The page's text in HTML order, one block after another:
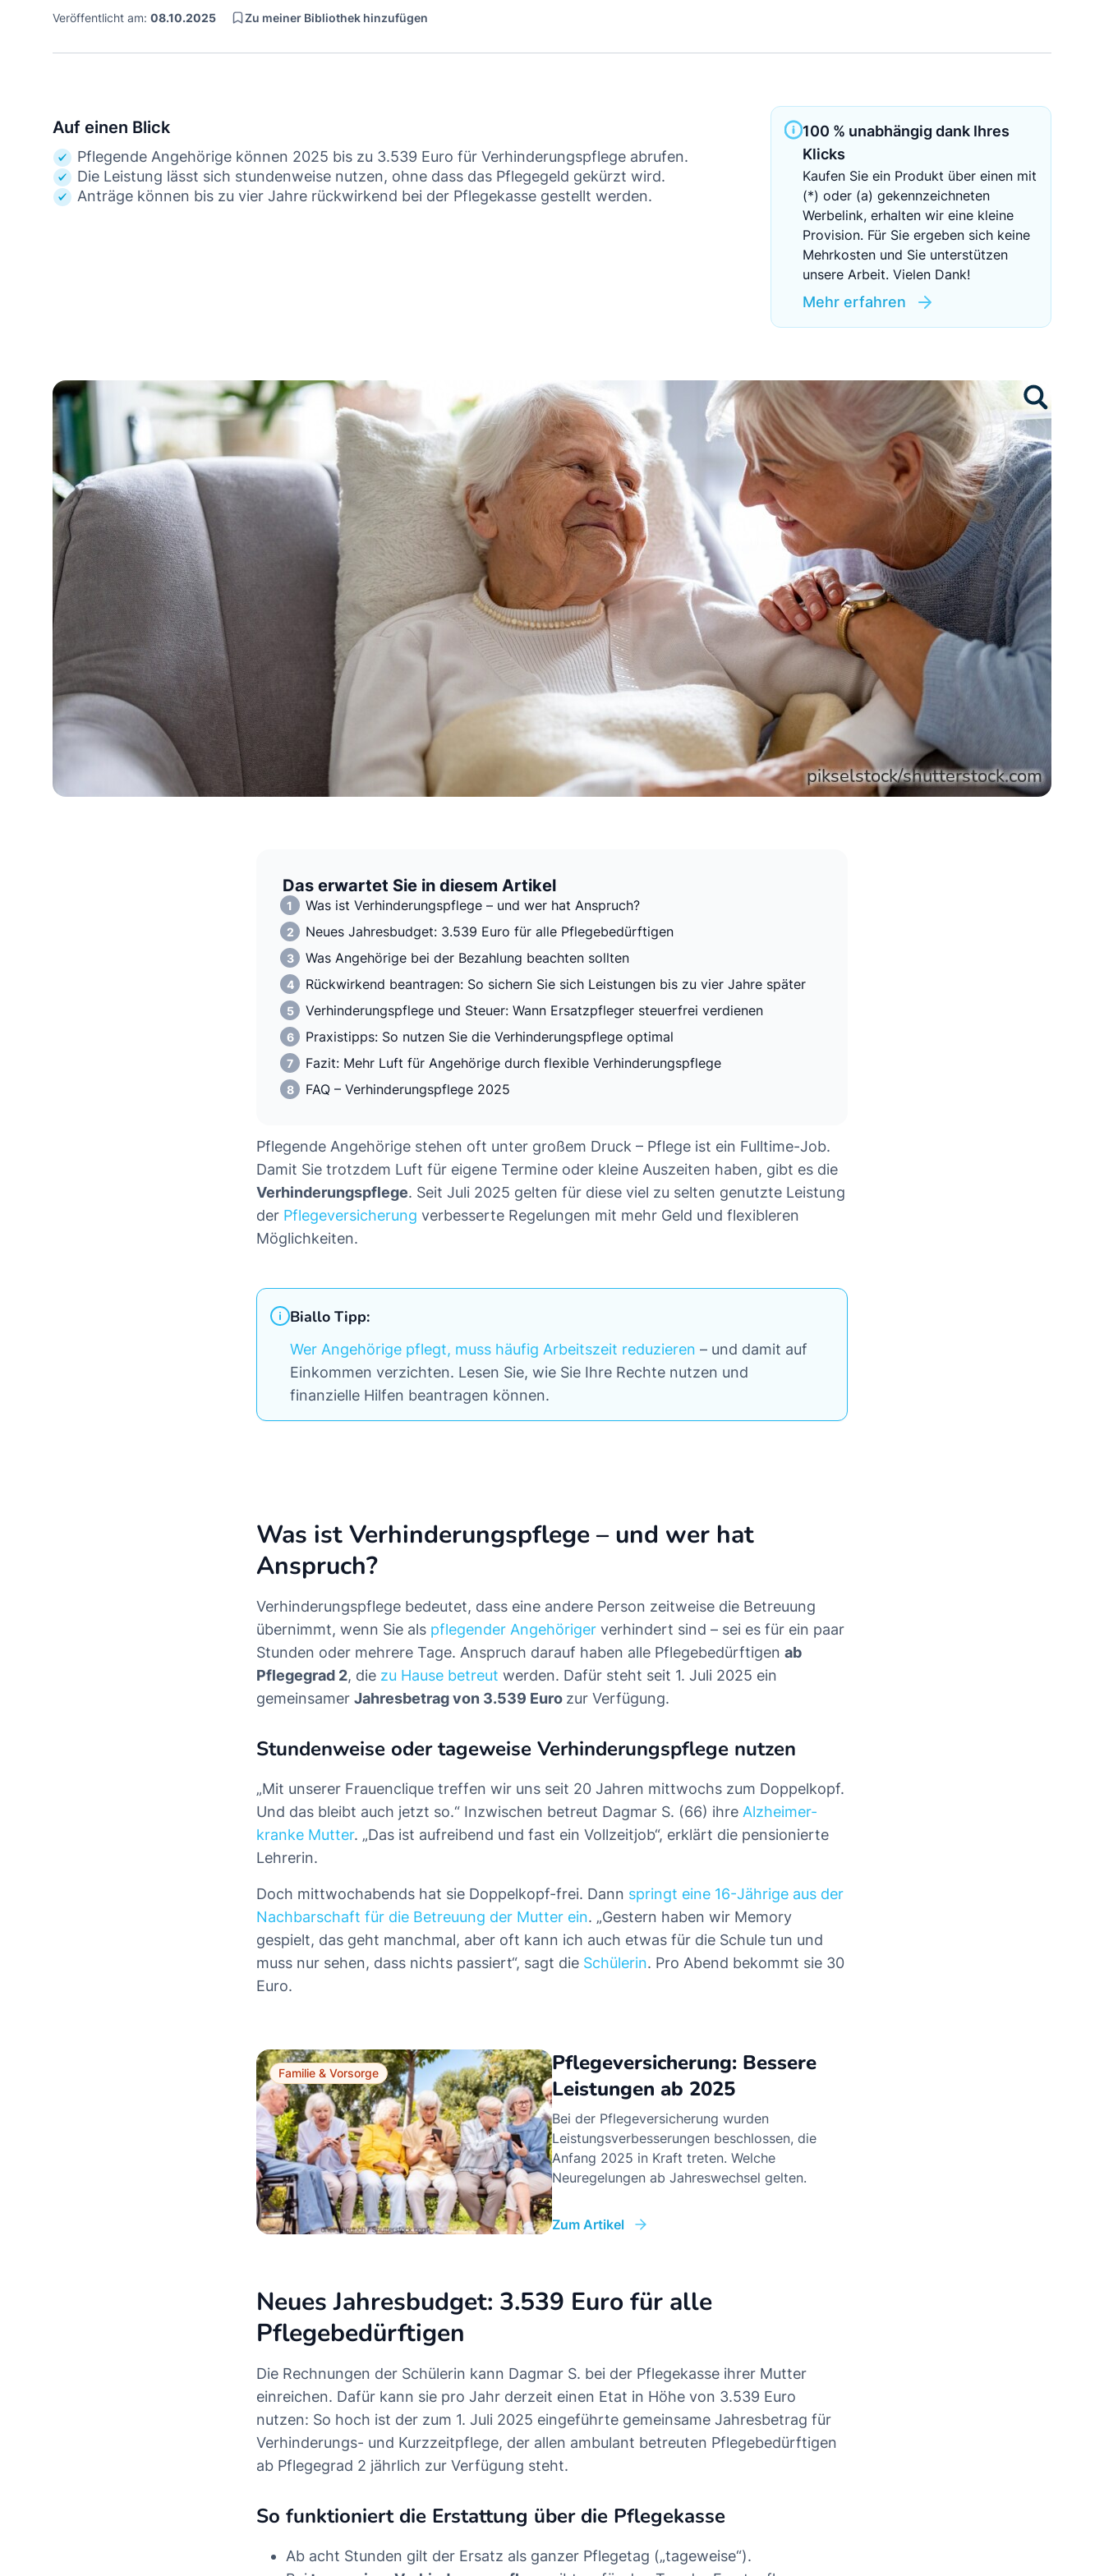
EZB-Leitzins
Veröffentlicht am: 08.10.2025 Zu meiner Bibliothek hinzufügen
Auf einen Blick
Pflegende Angehörige können 2025 bis zu 3.539 Euro für Verhinderungspflege abrufen.
Die Leistung lässt sich stundenweise nutzen, ohne dass das Pflegegeld gekürzt wird.
Anträge können bis zu vier Jahre rückwirkend bei der Pflegekasse gestellt werden.
100 % unabhängig dank Ihres
Klicks
Kaufen Sie ein Produkt über einen mit
(*) oder (a) gekennzeichneten
Werbelink, erhalten wir eine kleine
Provision. Für Sie ergeben sich keine
Mehrkosten und Sie unterstützen
unsere Arbeit. Vielen Dank!
Mehr erfahren
Das erwartet Sie in diesem Artikel
Was ist Verhinderungspflege – und wer hat Anspruch?
Neues Jahresbudget: 3.539 Euro für alle Pflegebedürftigen
Was Angehörige bei der Bezahlung beachten sollten
Rückwirkend beantragen: So sichern Sie sich Leistungen bis zu vier Jahre später
Verhinderungspflege und Steuer: Wann Ersatzpfleger steuerfrei verdienen
Praxistipps: So nutzen Sie die Verhinderungspflege optimal
Fazit: Mehr Luft für Angehörige durch flexible Verhinderungspflege
FAQ – Verhinderungspflege 2025
Pflegende Angehörige stehen oft unter großem Druck – Pflege ist ein Fulltime-Job.
Damit Sie trotzdem Luft für eigene Termine oder kleine Auszeiten haben, gibt es die
Verhinderungspflege. Seit Juli 2025 gelten für diese viel zu selten genutzte Leistung
der Pflegeversicherung verbesserte Regelungen mit mehr Geld und flexibleren
Möglichkeiten.
Biallo Tipp:
Wer Angehörige pflegt, muss häufig Arbeitszeit reduzieren – und damit auf
Einkommen verzichten. Lesen Sie, wie Sie Ihre Rechte nutzen und
finanzielle Hilfen beantragen können.
Was ist Verhinderungspflege – und wer hat
Anspruch?
Verhinderungspflege bedeutet, dass eine andere Person zeitweise die Betreuung
übernimmt, wenn Sie als pflegender Angehöriger verhindert sind – sei es für ein paar
Stunden oder mehrere Tage. Anspruch darauf haben alle Pflegebedürftigen ab
Pflegegrad 2, die zu Hause betreut werden. Dafür steht seit 1. Juli 2025 ein
gemeinsamer Jahresbetrag von 3.539 Euro zur Verfügung.
Stundenweise oder tageweise Verhinderungspflege nutzen
„Mit unserer Frauenclique treffen wir uns seit 20 Jahren mittwochs zum Doppelkopf.
Und das bleibt auch jetzt so.“ Inzwischen betreut Dagmar S. (66) ihre Alzheimer-
kranke Mutter. „Das ist aufreibend und fast ein Vollzeitjob“, erklärt die pensionierte
Lehrerin.
Doch mittwochabends hat sie Doppelkopf-frei. Dann springt eine 16-Jährige aus der
Nachbarschaft für die Betreuung der Mutter ein. „Gestern haben wir Memory
gespielt, das geht manchmal, aber oft kann ich auch etwas für die Schule tun und
muss nur sehen, dass nichts passiert“, sagt die Schülerin. Pro Abend bekommt sie 30
Euro.
Familie & Vorsorge
Pflegeversicherung: Bessere
Leistungen ab 2025
Bei der Pflegeversicherung wurden
Leistungsverbesserungen beschlossen, die
Anfang 2025 in Kraft treten. Welche
Neuregelungen ab Jahreswechsel gelten.
Zum Artikel
Neues Jahresbudget: 3.539 Euro für alle
Pflegebedürftigen
Die Rechnungen der Schülerin kann Dagmar S. bei der Pflegekasse ihrer Mutter
einreichen. Dafür kann sie pro Jahr derzeit einen Etat in Höhe von 3.539 Euro
nutzen: So hoch ist der zum 1. Juli 2025 eingeführte gemeinsame Jahresbetrag für
Verhinderungs- und Kurzzeitpflege, der allen ambulant betreuten Pflegebedürftigen
ab Pflegegrad 2 jährlich zur Verfügung steht.
So funktioniert die Erstattung über die Pflegekasse
Ab acht Stunden gilt der Ersatz als ganzer Pflegetag („tageweise“).